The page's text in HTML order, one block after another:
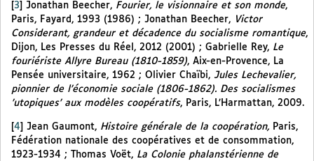
3 Jonathan Beecher, Fourier, le visionnaire et son monde,
Paris, Fayard, 1993 (1986) ; Jonathan Beecher, Victor
Considerant, grandeur et décadence du socialisme romantique,
Dijon, Les Presses du Réel, 2012 (2001) ; Gabrielle Rey, Le
fouriériste Allyre Bureau (1810-1859), Aix-en-Provence, La
Pensée universitaire, 1962 ; Olivier Chaïbi, Jules Lechevalier,
pionnier de l’économie sociale (1806-1862). Des socialismes
’utopiques’ aux modèles coopératifs, Paris, L’Harmattan, 2009.
4 Jean Gaumont, Histoire générale de la coopération, Paris,
Fédération nationale des coopératives et de consommation,
1923-1934 ; Thomas Voët, La Colonie phalanstérienne de